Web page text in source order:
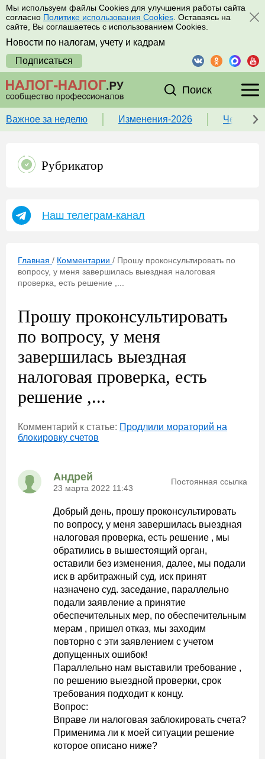
Мы используем файлы Cookies для улучшения работы сайта
согласно Политике использования Cookies . Оставаясь на
сайте, Вы соглашаетесь с использованием Cookies.
Новости по налогам, учету и кадрам
Подписаться
Поиск
Важное за неделю Изменения-2026 Чек-
Рубрикатор
Наш телеграм-канал
Главная / Комментарии / Прошу проконсультировать по
вопросу, у меня завершилась выездная налоговая
проверка, есть решение ,...
Прошу проконсультировать
по вопросу, у меня
завершилась выездная
налоговая проверка, есть
решение ,...
Комментарий к статье: Продлили мораторий на
блокировку счетов
Андрей
23 марта 2022 11:43
Постоянная ссылка
Добрый день, прошу проконсультировать
по вопросу, у меня завершилась выездная
налоговая проверка, есть решение , мы
обратились в вышестоящий орган,
оставили без изменения, далее, мы подали
иск в арбитражный суд, иск принят
назначено суд. заседание, параллельно
подали заявление а принятие
обеспечительных мер, по обеспечительным
мерам , пришел отказ, мы заходим
повторно с эти заявлением с учетом
допущенных ошибок!
Параллельно нам выставили требование ,
по решению выездной проверки, срок
требования подходит к концу.
Вопрос:
Вправе ли налоговая заблокировать счета?
Применима ли к моей ситуации решение
которое описано ниже?